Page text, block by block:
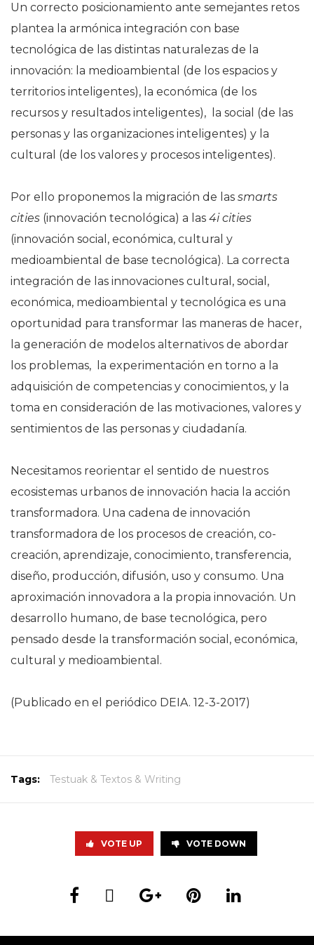
Un correcto posicionamiento ante semejantes retos
plantea la armónica integración con base
tecnológica de las distintas naturalezas de la
innovación: la medioambiental (de los espacios y
territorios inteligentes), la económica (de los
recursos y resultados inteligentes), la social (de las
personas y las organizaciones inteligentes) y la
cultural (de los valores y procesos inteligentes).
Por ello proponemos la migración de las smarts
cities (innovación tecnológica) a las 4i cities
(innovación social, económica, cultural y
medioambiental de base tecnológica). La correcta
integración de las innovaciones cultural, social,
económica, medioambiental y tecnológica es una
oportunidad para transformar las maneras de hacer,
la generación de modelos alternativos de abordar
los problemas, la experimentación en torno a la
adquisición de competencias y conocimientos, y la
toma en consideración de las motivaciones, valores y
sentimientos de las personas y ciudadanía.
Necesitamos reorientar el sentido de nuestros
ecosistemas urbanos de innovación hacia la acción
transformadora. Una cadena de innovación
transformadora de los procesos de creación, co-
creación, aprendizaje, conocimiento, transferencia,
diseño, producción, difusión, uso y consumo. Una
aproximación innovadora a la propia innovación. Un
desarrollo humano, de base tecnológica, pero
pensado desde la transformación social, económica,
cultural y medioambiental.
(Publicado en el periódico DEIA. 12-3-2017)
Tags: Testuak & Textos & Writing
VOTE UP VOTE DOWN